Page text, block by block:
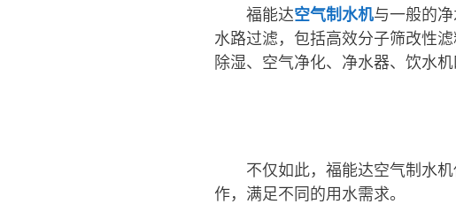
福能达空气制水机与一般的
水路过滤，包括高效分子筛改性
除湿、空气净化、净水器、饮水
不仅如此，福能达空气制水
作，满足不同的用水需求。